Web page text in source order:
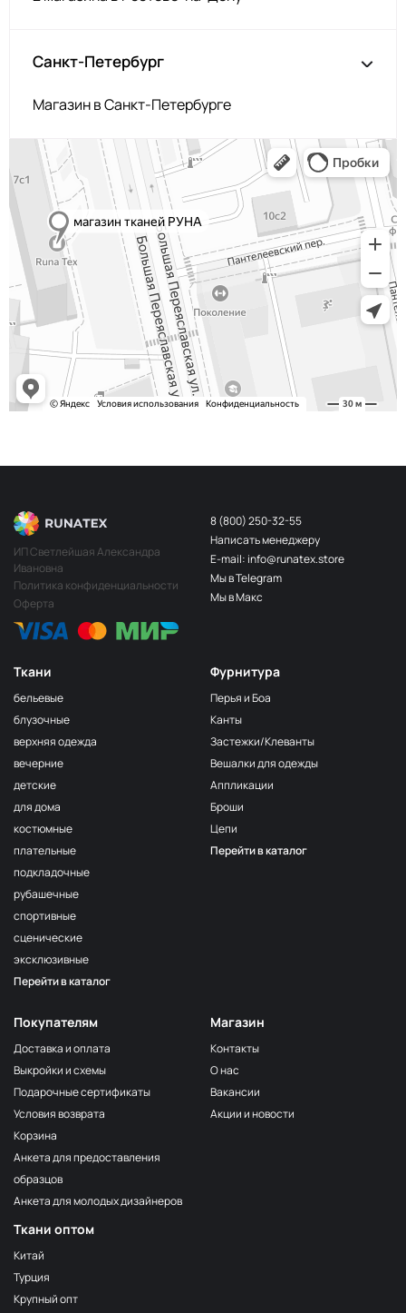
Санкт-Петербург
Магазин в Санкт-Петербурге
Ткани
бельевые
блузочные
верхняя одежда
вечерние
детские
для дома
костюмные
плательные
подкладочные
рубашечные
спортивные
сценические
эксклюзивные
Перейти в каталог
Фурнитура
Перья и Боа
Канты
Застежки/Клеванты
Вешалки для одежды
Аппликации
Броши
Цепи
Перейти в каталог
Покупателям
Доставка и оплата
Выкройки и схемы
Подарочные сертификаты
Условия возврата
Корзина
Анкета для предоставления
образцов
Анкета для молодых дизайнеров
Ткани оптом
Китай
Турция
Крупный опт
Магазин
Контакты
О нас
Вакансии
Акции и новости
ИП Светлейшая Александра
Ивановна
Политика конфиденциальности
Оферта
8 (800) 250-32-55
Написать менеджеру
E-mail: info@runatex.store
Мы в Telegram
Мы в Макс